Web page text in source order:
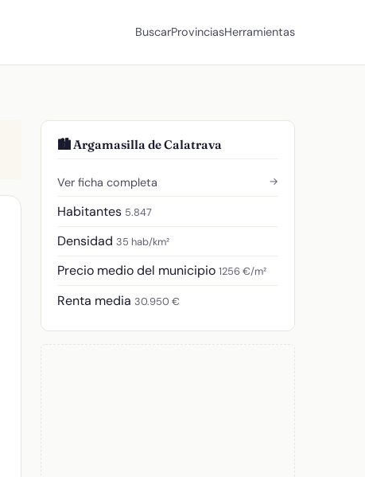
BuscarProvinciasHerramientas
🏙️ Argamasilla de Calatrava
Ver ficha completa →
Habitantes 5.847
Densidad 35 hab/km²
Precio medio del municipio 1256 €/m²
Renta media 30.950 €